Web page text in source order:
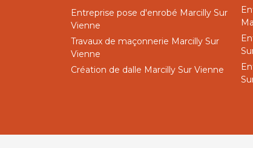
Entreprise pose d'enrobé Marcilly Sur
Vienne
Travaux de maçonnerie Marcilly Sur
Vienne
Création de dalle Marcilly Sur Vienne